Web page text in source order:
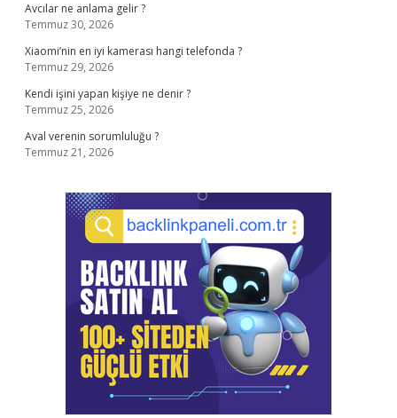
Avcılar ne anlama gelir ?
Temmuz 30, 2026
Xiaomi’nin en iyi kamerası hangi telefonda ?
Temmuz 29, 2026
Kendi işini yapan kişiye ne denir ?
Temmuz 25, 2026
Aval verenin sorumluluğu ?
Temmuz 21, 2026